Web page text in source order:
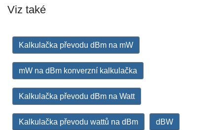
Viz také
Kalkulačka převodu dBm na mW
mW na dBm konverzní kalkulačka
Kalkulačka převodu dBm na Watt
Kalkulačka převodu wattů na dBm dBW